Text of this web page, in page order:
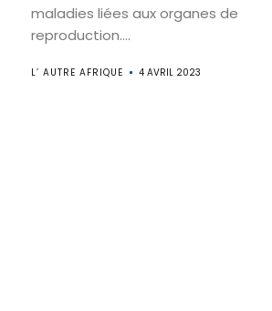
maladies liées aux organes de
reproduction....
L’ AUTRE AFRIQUE 4 AVRIL 2023